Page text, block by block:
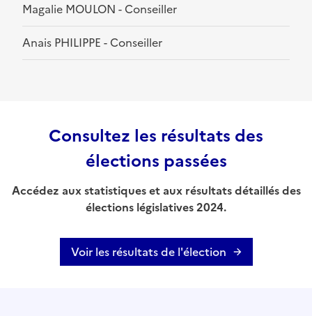
Magalie MOULON - Conseiller
Anais PHILIPPE - Conseiller
Consultez les résultats des
élections passées
Accédez aux statistiques et aux résultats détaillés des
élections législatives 2024.
Voir les résultats de l'élection